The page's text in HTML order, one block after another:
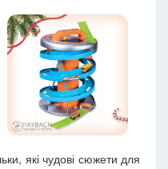
які чудові сюжети для